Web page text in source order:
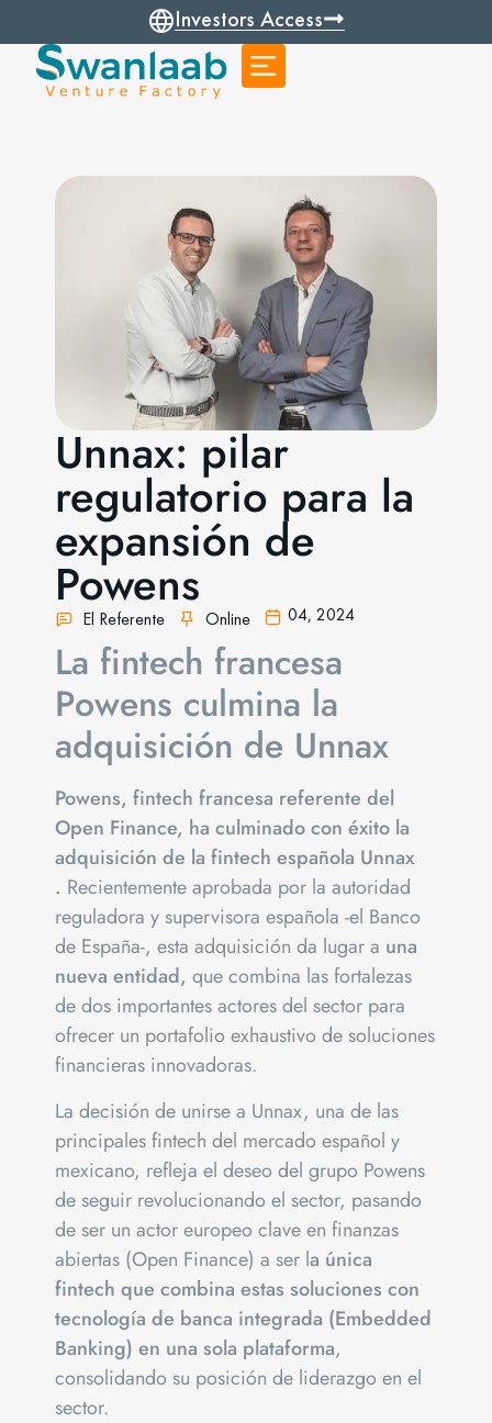
Investors Access
Unnax: pilar
regulatorio para la
expansión de
Powens
El Referente Online 04, 2024
La fintech francesa
Powens culmina la
adquisición de Unnax
Powens, fintech francesa referente del
Open Finance, ha culminado con éxito la
adquisición de la fintech española Unnax
. Recientemente aprobada por la autoridad
reguladora y supervisora española -el Banco
de España-, esta adquisición da lugar a una
nueva entidad, que combina las fortalezas
de dos importantes actores del sector para
ofrecer un portafolio exhaustivo de soluciones
financieras innovadoras.
La decisión de unirse a Unnax, una de las
principales fintech del mercado español y
mexicano, refleja el deseo del grupo Powens
de seguir revolucionando el sector, pasando
de ser un actor europeo clave en finanzas
abiertas (Open Finance) a ser la única
fintech que combina estas soluciones con
tecnología de banca integrada (Embedded
Banking) en una sola plataforma,
consolidando su posición de liderazgo en el
sector.